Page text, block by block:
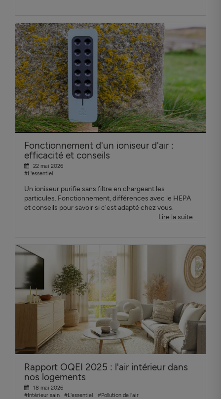
Fonctionnement d'un ioniseur d'air :
efficacité et conseils
22 mai 2026
#L'essentiel
Un ioniseur purifie sans filtre en chargeant les
particules. Fonctionnement, différences avec le HEPA
et conseils pour savoir si c'est adapté chez vous.
Lire la suite...
Rapport OQEI 2025 : l'air intérieur dans
nos logements
18 mai 2026
#Intérieur sain
#L'essentiel #Pollution de l'air